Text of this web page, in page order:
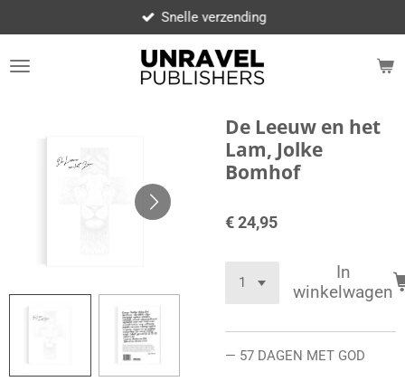
direct
naar
de
Snelle verzending
De Leeuw en het
Lam, Jolke
Bomhof
€ 24,95
In
winkelwagen
— 57 DAGEN MET GOD